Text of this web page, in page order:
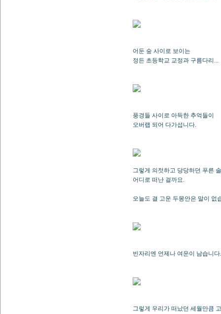
어둔 숲 사이로 보이는
정든 초등학교 교정과 구름다리...
풍경들 사이로 아득한 추억들이
오버랩 되어 다가섭니다.
그렇게 의젓하고 당당하던 푸른
어디로 떠난 걸까요.
오늘도 결 고운 두몽안은 말이 없
빈자리엔 언제나 여운이 남습니다.
그렇게 우리가 떠났던 세월만큼